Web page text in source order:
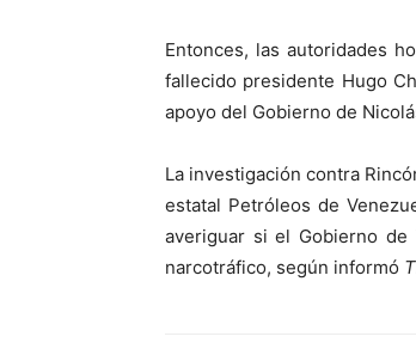
Entonces, las autoridades
fallecido presidente Hugo
apoyo del Gobierno de
La investigación contra
estatal Petróleos de
averiguar si el Gobierno de
narcotráfico, según informó